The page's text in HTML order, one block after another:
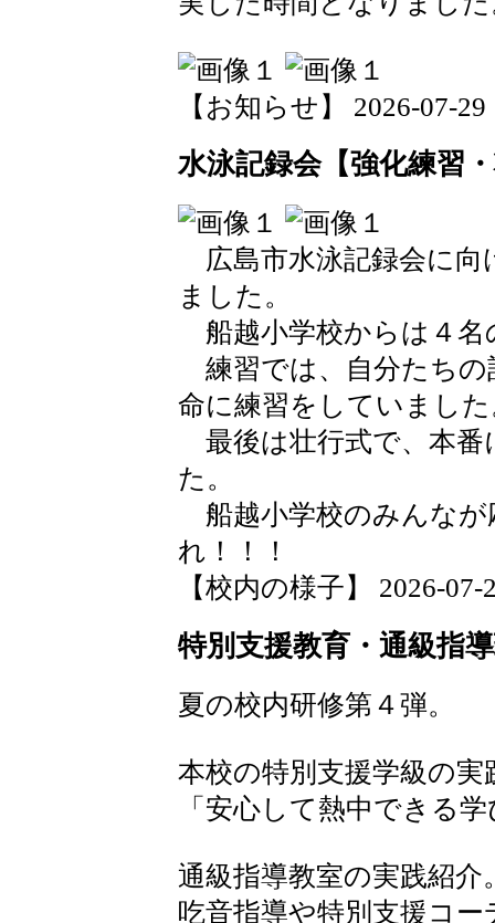
【お知らせ】 2026-07-29
水泳記録会【強化練習
広島市水泳記録会に向
ました。
船越小学校からは４名
練習では、自分たちの
命に練習をしていまし
最後は壮行式で、本番
た。
船越小学校のみんなが
れ！！！
【校内の様子】 2026-07-
特別支援教育・通級指
夏の校内研修第４弾。
本校の特別支援学級の実
「安心して熱中できる
通級指導教室の実践紹介
吃音指導や特別支援コ